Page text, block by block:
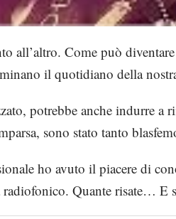
all’altro. Come può
il quotidiano della
potrebbe anche indurre a
sono stato tanto
ho avuto il piacere di
Quante risate… E